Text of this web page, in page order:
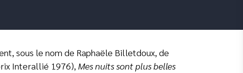
sous le nom de Raphaële Billetdoux, de
Interallié 1976), Mes nuits sont plus belles